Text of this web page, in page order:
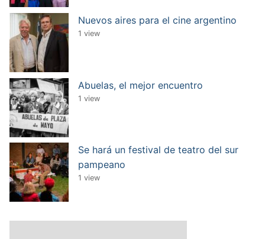
Nuevos aires para el cine argentino
1 view
Abuelas, el mejor encuentro
1 view
Se hará un festival de teatro del sur
pampeano
1 view